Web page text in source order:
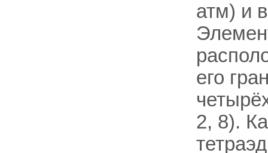
атм) и
его
2, 8).